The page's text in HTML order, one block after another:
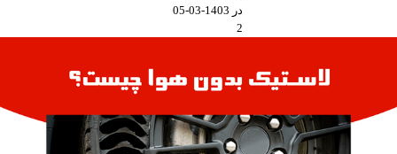
در 1403-03-05
2